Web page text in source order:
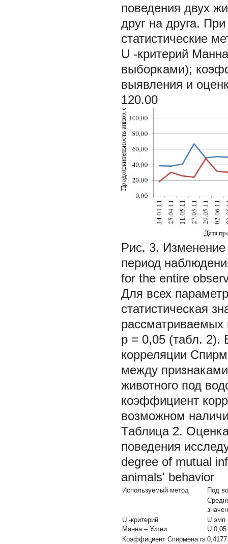
поведения двух
друг на друга.
статистические
U -критерий
выборками);
выявления и
120.00
Рис. 3. Изменение
период
for the entire
Для всех
статистическая
рассматриваемых
p = 0,05 (табл. 2).
корреляции
между
животного под
коэффициент
возможном
Таблица 2.
поведения
degree of mutual
animals' behavior
Используемый метод
Под
U -критерий
Манна – Уитни
U эмп
U 0,05
Коэффициент Спирмена rs 0,4177